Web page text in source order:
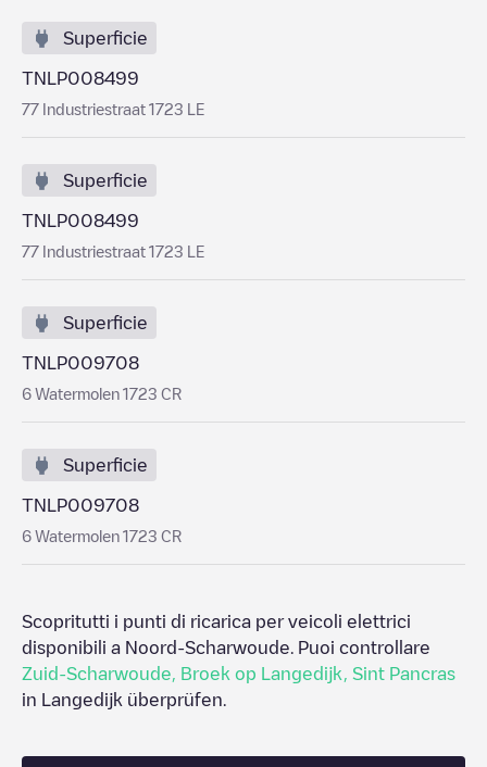
Superficie
TNLP008499
77 Industriestraat 1723 LE
Superficie
TNLP008499
77 Industriestraat 1723 LE
Superficie
TNLP009708
6 Watermolen 1723 CR
Superficie
TNLP009708
6 Watermolen 1723 CR
Scopritutti i punti di ricarica per veicoli elettrici
disponibili a Noord-Scharwoude . Puoi controllare
Zuid-Scharwoude
Broek op Langedijk
Sint Pancras
in
Langedijk überprüfen.